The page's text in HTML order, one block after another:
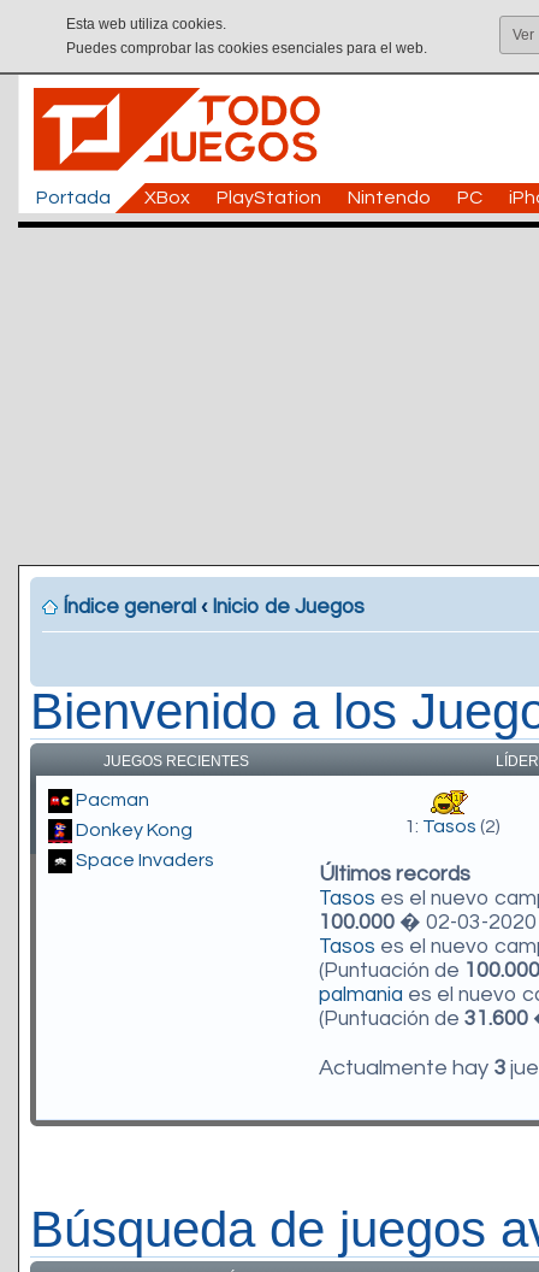
Esta web utiliza cookies.
Puedes comprobar las cookies esenciales para el web.
Ver
Portada XBox PlayStation Nintendo PC
Índice general ‹ Inicio de Juegos
Bienvenido a los
JUEGOS RECIENTES
Pacman
Donkey Kong
Space Invaders
1: Tasos (2)
Últimos records
Tasos es el nuevo
100.000 � 02-03-2020
Tasos es el nuevo
(Puntuación de 100.000
palmania es el nuevo
(Puntuación de 31.600
Actualmente hay 3
Búsqueda de juegos